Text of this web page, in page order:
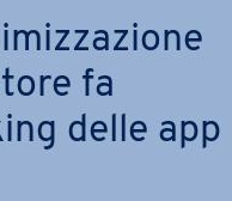
fa
delle app